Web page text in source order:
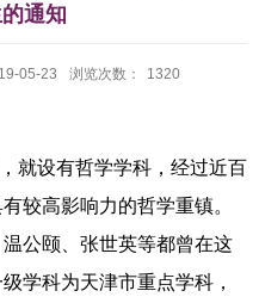
通知
05-23 浏览次数： 1320
就设有哲学学科，经过近百
较高影响力的哲学重镇。
公颐、张世英等都曾在这
学科为天津市重点学科，